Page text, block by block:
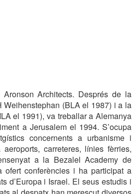
Architects. Després de la
Weihenstephan (BLA el 1987) i a la
el 1991), va treballar a Alemanya
a Jerusalem el 1994. S’ocupa
concernents a urbanisme i
carreteres, línies fèrries,
a la Bezalel Academy de
ofert conferències i ha participat a
d’Europa i Israel. El seus estudis i